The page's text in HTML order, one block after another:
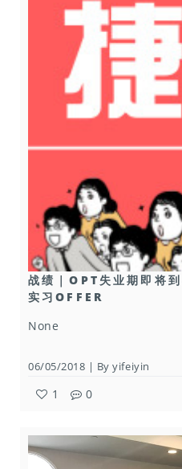
战绩｜OPT失业期即将
实习OFFER
None
06/05/2018 | By yifeiyin
1 0